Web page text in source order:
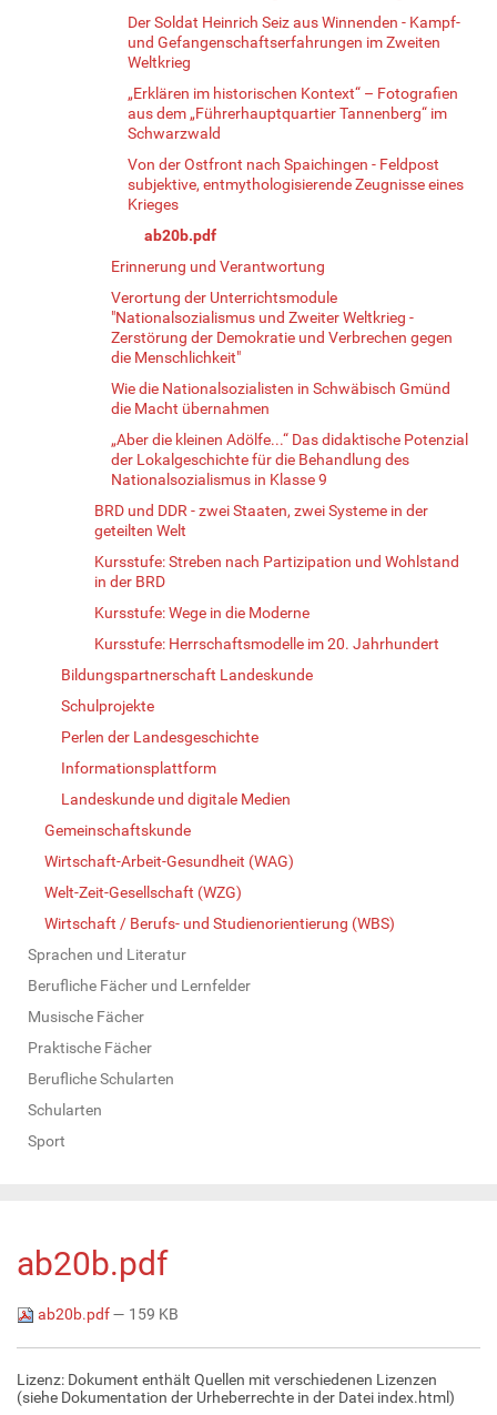
Der Soldat Heinrich Seiz aus Winnenden - Kampf-
und Gefangenschaftserfahrungen im Zweiten
Weltkrieg
„Erklären im historischen Kontext“ – Fotografien
aus dem „Führerhauptquartier Tannenberg“ im
Schwarzwald
Von der Ostfront nach Spaichingen - Feldpost
subjektive, entmythologisierende Zeugnisse eines
Krieges
ab20b.pdf
Erinnerung und Verantwortung
Verortung der Unterrichtsmodule
"Nationalsozialismus und Zweiter Weltkrieg -
Zerstörung der Demokratie und Verbrechen gegen
die Menschlichkeit"
Wie die Nationalsozialisten in Schwäbisch Gmünd
die Macht übernahmen
„Aber die kleinen Adölfe...“ Das didaktische Potenzial
der Lokalgeschichte für die Behandlung des
Nationalsozialismus in Klasse 9
BRD und DDR - zwei Staaten, zwei Systeme in der
geteilten Welt
Kursstufe: Streben nach Partizipation und Wohlstand
in der BRD
Kursstufe: Wege in die Moderne
Kursstufe: Herrschaftsmodelle im 20. Jahrhundert
Bildungspartnerschaft Landeskunde
Schulprojekte
Perlen der Landesgeschichte
Informationsplattform
Landeskunde und digitale Medien
Gemeinschaftskunde
Wirtschaft-Arbeit-Gesundheit (WAG)
Welt-Zeit-Gesellschaft (WZG)
Wirtschaft / Berufs- und Studienorientierung (WBS)
Sprachen und Literatur
Berufliche Fächer und Lernfelder
Musische Fächer
Praktische Fächer
Berufliche Schularten
Schularten
Sport
ab20b.pdf
ab20b.pdf— 159 KB
Lizenz: Dokument enthält Quellen mit verschiedenen Lizenzen
(siehe Dokumentation der Urheberrechte in der Datei index.html)